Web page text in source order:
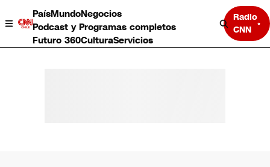
PaísMundoNegocios
Podcast y Programas completos
Futuro 360CulturaServicios
Radio
CNN